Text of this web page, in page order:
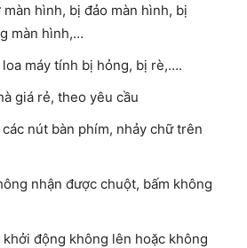
hình, bị đảo màn hình, bị
màn hình,…
loa máy tính bị hỏng, bị rè,….
giá rẻ, theo yêu cầu
nút bàn phím, nhảy chữ trên
nhận được chuột, bấm không
khởi động không lên hoặc không